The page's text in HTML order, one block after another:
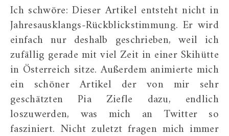
Ich schwöre: Dieser Artikel entsteht nicht in
Jahresausklangs-Rückblickstimmung. Er wird
einfach nur deshalb geschrieben, weil ich
zufällig gerade mit viel Zeit in einer Skihütte
in Österreich sitze. Außerdem animierte mich
ein schöner Artikel der von mir sehr
geschätzten Pia Ziefle dazu, endlich
loszuwerden, was mich an Twitter so
fasziniert. Nicht zuletzt fragen mich immer